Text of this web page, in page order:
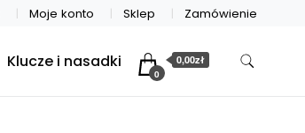
Moje konto Sklep Zamówienie
Klucze i nasadki
0
0,00zł